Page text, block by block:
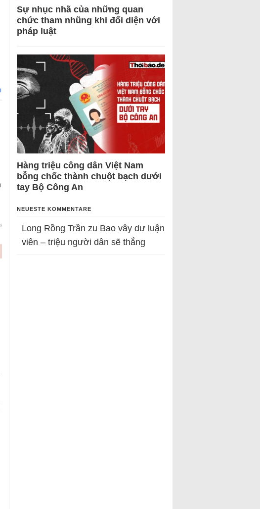
Sự nhục nhã của những quan
chức tham nhũng khi đối diện với
pháp luật
Hàng triệu công dân Việt Nam
bỗng chốc thành chuột bạch dưới
tay Bộ Công An
NEUESTE KOMMENTARE
Long Rồng Trần zu Bao vây dư luận
viên – triệu người dân sẽ thắng